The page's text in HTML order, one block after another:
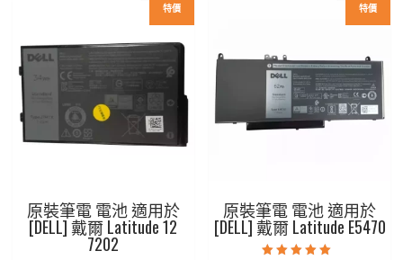
特價
原裝筆電 電池 適用於
[DELL] 戴爾 Latitude 12
7202
特價
原裝筆電 電池 適用於
[DELL] 戴爾 Latitude E5470